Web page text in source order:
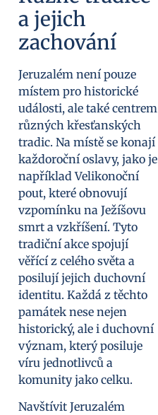
a jejich
zachování
Jeruzalém není pouze
místem pro historické
události, ale také centrem
různých křesťanských
tradic. Na místě se konají
každoroční oslavy, jako je
například Velikonoční
pout, které obnovují
vzpomínku na Ježíšovu
smrt a vzkříšení. Tyto
tradiční akce spojují
věřící z celého světa a
posilují jejich duchovní
identitu. Každá z těchto
památek nese nejen
historický, ale i duchovní
význam, který posiluje
víru jednotlivců a
komunity jako celku.
Navštívit Jeruzalém